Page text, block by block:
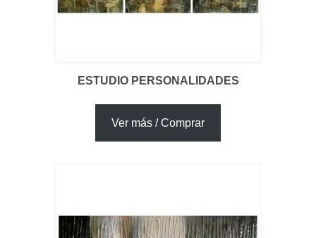
ESTUDIO PERSONALIDADES
Ver más / Comprar